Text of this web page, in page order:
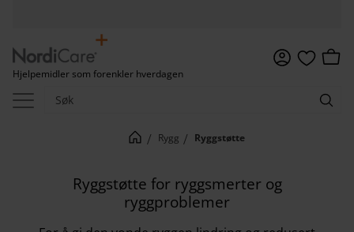
Hjelpemidler som forenkler hverdagen
Favoritter
Rygg Ryggstøtte
Ryggstøtte for ryggsmerter og
ryggproblemer